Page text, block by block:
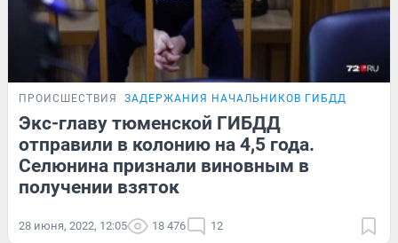
ПРОИСШЕСТВИЯ ЗАДЕРЖАНИЯ НАЧАЛЬНИКОВ ГИБДД
Экс-главу тюменской ГИБДД
отправили в колонию на 4,5 года.
Селюнина признали виновным в
получении взяток
28 июня, 2022, 12:05 18 476 12